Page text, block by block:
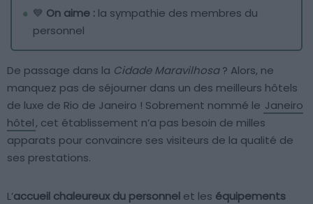
💙 On aime : la sympathie des membres du
personnel
De passage dans la Cidade Maravilhosa? Alors, ne
manquez pas de séjourner dans un des meilleurs hôtels
de luxe de Rio de Janeiro ! Sobrement nommé le Janeiro
hôtel, cet établissement n’a pas besoin de milles
apparats pour convaincre ses visiteurs de la qualité de
ses prestations.
L’accueil chaleureux du personnel et les équipements